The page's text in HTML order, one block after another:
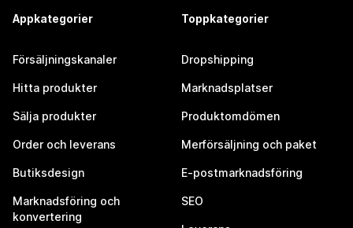
Appkategorier
Försäljningskanaler
Hitta produkter
Sälja produkter
Order och leverans
Butiksdesign
Marknadsföring och
konvertering
Toppkategorier
Dropshipping
Marknadsplatser
Produktomdömen
Merförsäljning och paket
E-postmarknadsföring
SEO